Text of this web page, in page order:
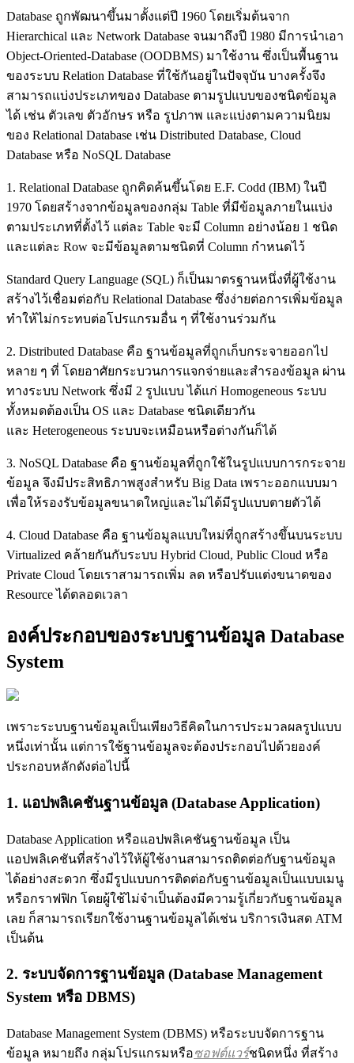
Database ถูกพัฒนาขึ้นมาตั้งแต่ปี 1960 โดยเริ่มต้นจาก
Hierarchical และ Network Database จนมาถึงปี 1980 มีการนำเอา
Object-Oriented-Database (OODBMS) มาใช้งาน ซึ่งเป็นพื้นฐาน
ของระบบ Relation Database ที่ใช้กันอยู่ในปัจจุบัน บางครั้งจึง
สามารถแบ่งประเภทของ Database ตามรูปแบบของชนิดข้อมูล
ได้ เช่น ตัวเลข ตัวอักษร หรือ รูปภาพ และแบ่งตามความนิยม
ของ Relational Database เช่น Distributed Database, Cloud
Database หรือ NoSQL Database
1. Relational Database ถูกคิดค้นขึ้นโดย E.F. Codd (IBM) ในปี
1970 โดยสร้างจากข้อมูลของกลุ่ม Table ที่มีข้อมูลภายในแบ่ง
ตามประเภทที่ตั้งไว้ แต่ละ Table จะมี Column อย่างน้อย 1 ชนิด
และแต่ละ Row จะมีข้อมูลตามชนิดที่ Column กำหนดไว้
Standard Query Language (SQL) ก็เป็นมาตรฐานหนึ่งที่ผู้ใช้งาน
สร้างไว้เชื่อมต่อกับ Relational Database ซึ่งง่ายต่อการเพิ่มข้อมูล
ทำให้ไม่กระทบต่อโปรแกรมอื่น ๆ ที่ใช้งานร่วมกัน
2. Distributed Database คือ ฐานข้อมูลที่ถูกเก็บกระจายออกไป
หลาย ๆ ที่ โดยอาศัยกระบวนการแจกจ่ายและสำรองข้อมูล ผ่าน
ทางระบบ Network ซึ่งมี 2 รูปแบบ ได้แก่ Homogeneous ระบบ
ทั้งหมดต้องเป็น OS และ Database ชนิดเดียวกัน
และ Heterogeneous ระบบจะเหมือนหรือต่างกันก็ได้
3. NoSQL Database คือ ฐานข้อมูลที่ถูกใช้ในรูปแบบการกระจาย
ข้อมูล จึงมีประสิทธิภาพสูงสำหรับ Big Data เพราะออกแบบมา
เพื่อให้รองรับข้อมูลขนาดใหญ่และไม่ได้มีรูปแบบตายตัวได้
4. Cloud Database คือ ฐานข้อมูลแบบใหม่ที่ถูกสร้างขึ้นบนระบบ
Virtualized คล้ายกันกับระบบ Hybrid Cloud, Public Cloud หรือ
Private Cloud โดยเราสามารถเพิ่ม ลด หรือปรับแต่งขนาดของ
Resource ได้ตลอดเวลา
องค์ประกอบของระบบฐานข้อมูล Database
System
เพราะระบบฐานข้อมูลเป็นเพียงวิธีคิดในการประมวลผลรูปแบบ
หนึ่งเท่านั้น แต่การใช้ฐานข้อมูลจะต้องประกอบไปด้วยองค์
ประกอบหลักดังต่อไปนี้
1. แอปพลิเคชันฐานข้อมูล (Database Application)
Database Application หรือแอปพลิเคชันฐานข้อมูล เป็น
แอปพลิเคชันที่สร้างไว้ให้ผู้ใช้งานสามารถติดต่อกับฐานข้อมูล
ได้อย่างสะดวก ซึ่งมีรูปแบบการติดต่อกับฐานข้อมูลเป็นแบบเมนู
หรือกราฟฟิก โดยผู้ใช้ไม่จำเป็นต้องมีความรู้เกี่ยวกับฐานข้อมูล
เลย ก็สามารถเรียกใช้งานฐานข้อมูลได้เช่น บริการเงินสด ATM
เป็นต้น
2. ระบบจัดการฐานข้อมูล (Database Management
System หรือ DBMS)
Database Management System (DBMS) หรือระบบจัดการฐาน
ข้อมูล หมายถึง กลุ่มโปรแกรมหรือซอฟต์แวร์ชนิดหนึ่ง ที่สร้าง